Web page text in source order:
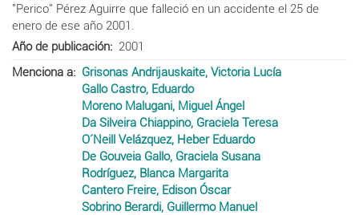
"Perico" Pérez Aguirre que falleció en un accidente el 25 de
enero de ese año 2001.
Año de publicación
2001
Menciona a
Grisonas Andrijauskaite, Victoria Lucía
Gallo Castro, Eduardo
Moreno Malugani, Miguel Ángel
Da Silveira Chiappino, Graciela Teresa
O´Neill Velázquez, Heber Eduardo
De Gouveia Gallo, Graciela Susana
Rodríguez, Blanca Margarita
Cantero Freire, Edison Óscar
Sobrino Berardi, Guillermo Manuel